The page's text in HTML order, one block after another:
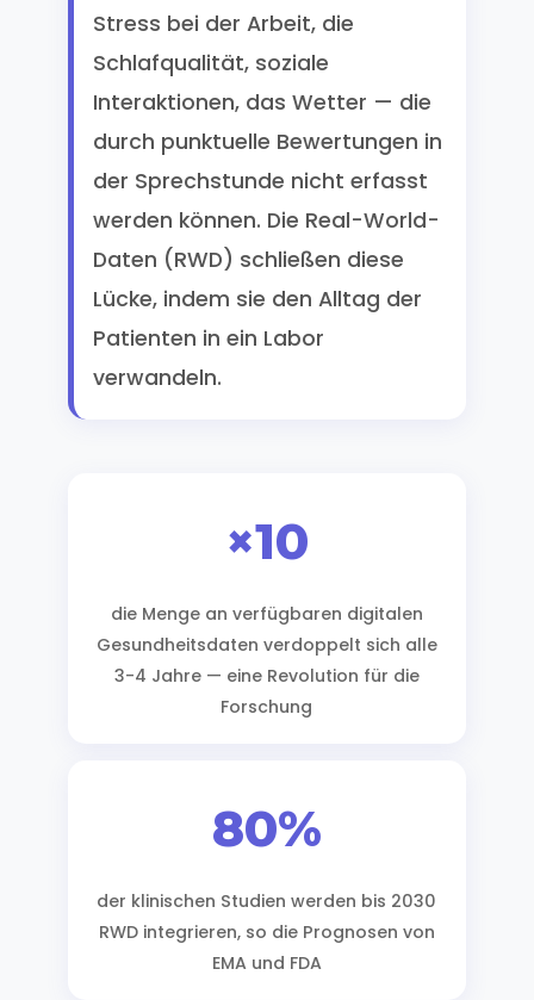
Stress bei der Arbeit, die
Schlafqualität, soziale
Interaktionen, das Wetter — die
durch punktuelle Bewertungen in
der Sprechstunde nicht erfasst
werden können. Die Real-World-
Daten (RWD) schließen diese
Lücke, indem sie den Alltag der
Patienten in ein Labor
verwandeln.
×10
die Menge an verfügbaren digitalen
Gesundheitsdaten verdoppelt sich alle
3-4 Jahre — eine Revolution für die
Forschung
80%
der klinischen Studien werden bis 2030
RWD integrieren, so die Prognosen von
EMA und FDA